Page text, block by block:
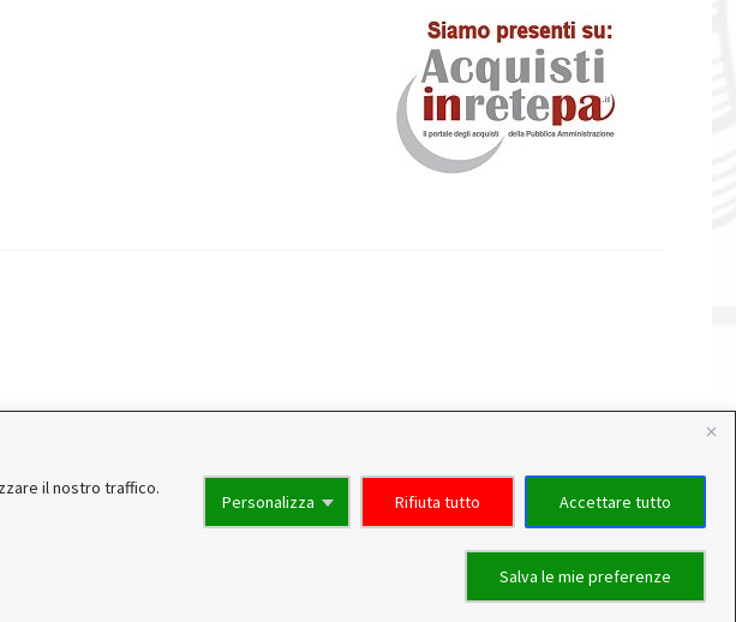
il nostro traffico.
Personalizza Rifiuta tutto Accettare tutto
Salva le mie preferenze
temporaneamente le attività. Per questo motivo, gli ordini di alcuni reparti
chiusi per ferie dal 15 al 22 Agosto. Per qualsiasi dubbio, il nostro servizio clienti
Ignora